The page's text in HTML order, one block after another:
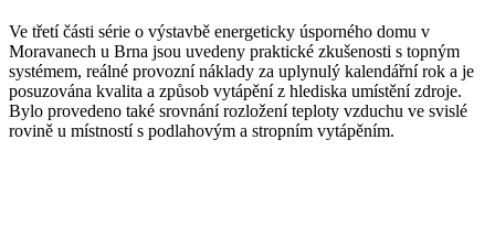
Ve třetí části série o výstavbě energeticky úsporného domu v
Moravanech u Brna jsou uvedeny praktické zkušenosti s topným
systémem, reálné provozní náklady za uplynulý kalendářní rok a je
posuzována kvalita a způsob vytápění z hlediska umístění zdroje.
Bylo provedeno také srovnání rozložení teploty vzduchu ve svislé
rovině u místností s podlahovým a stropním vytápěním.